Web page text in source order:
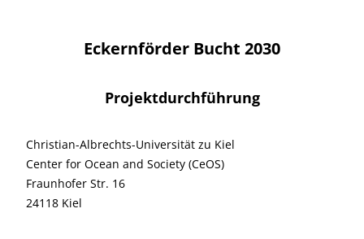
Eckernförder Bucht 2030
Projektdurchführung
Christian-Albrechts-Universität zu Kiel
Center for Ocean and Society (CeOS)
Fraunhofer Str. 16
24118 Kiel